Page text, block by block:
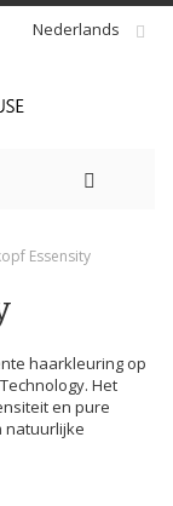
Nederlands
Essensity
haarkleuring op
Het
en pure
natuurlijke